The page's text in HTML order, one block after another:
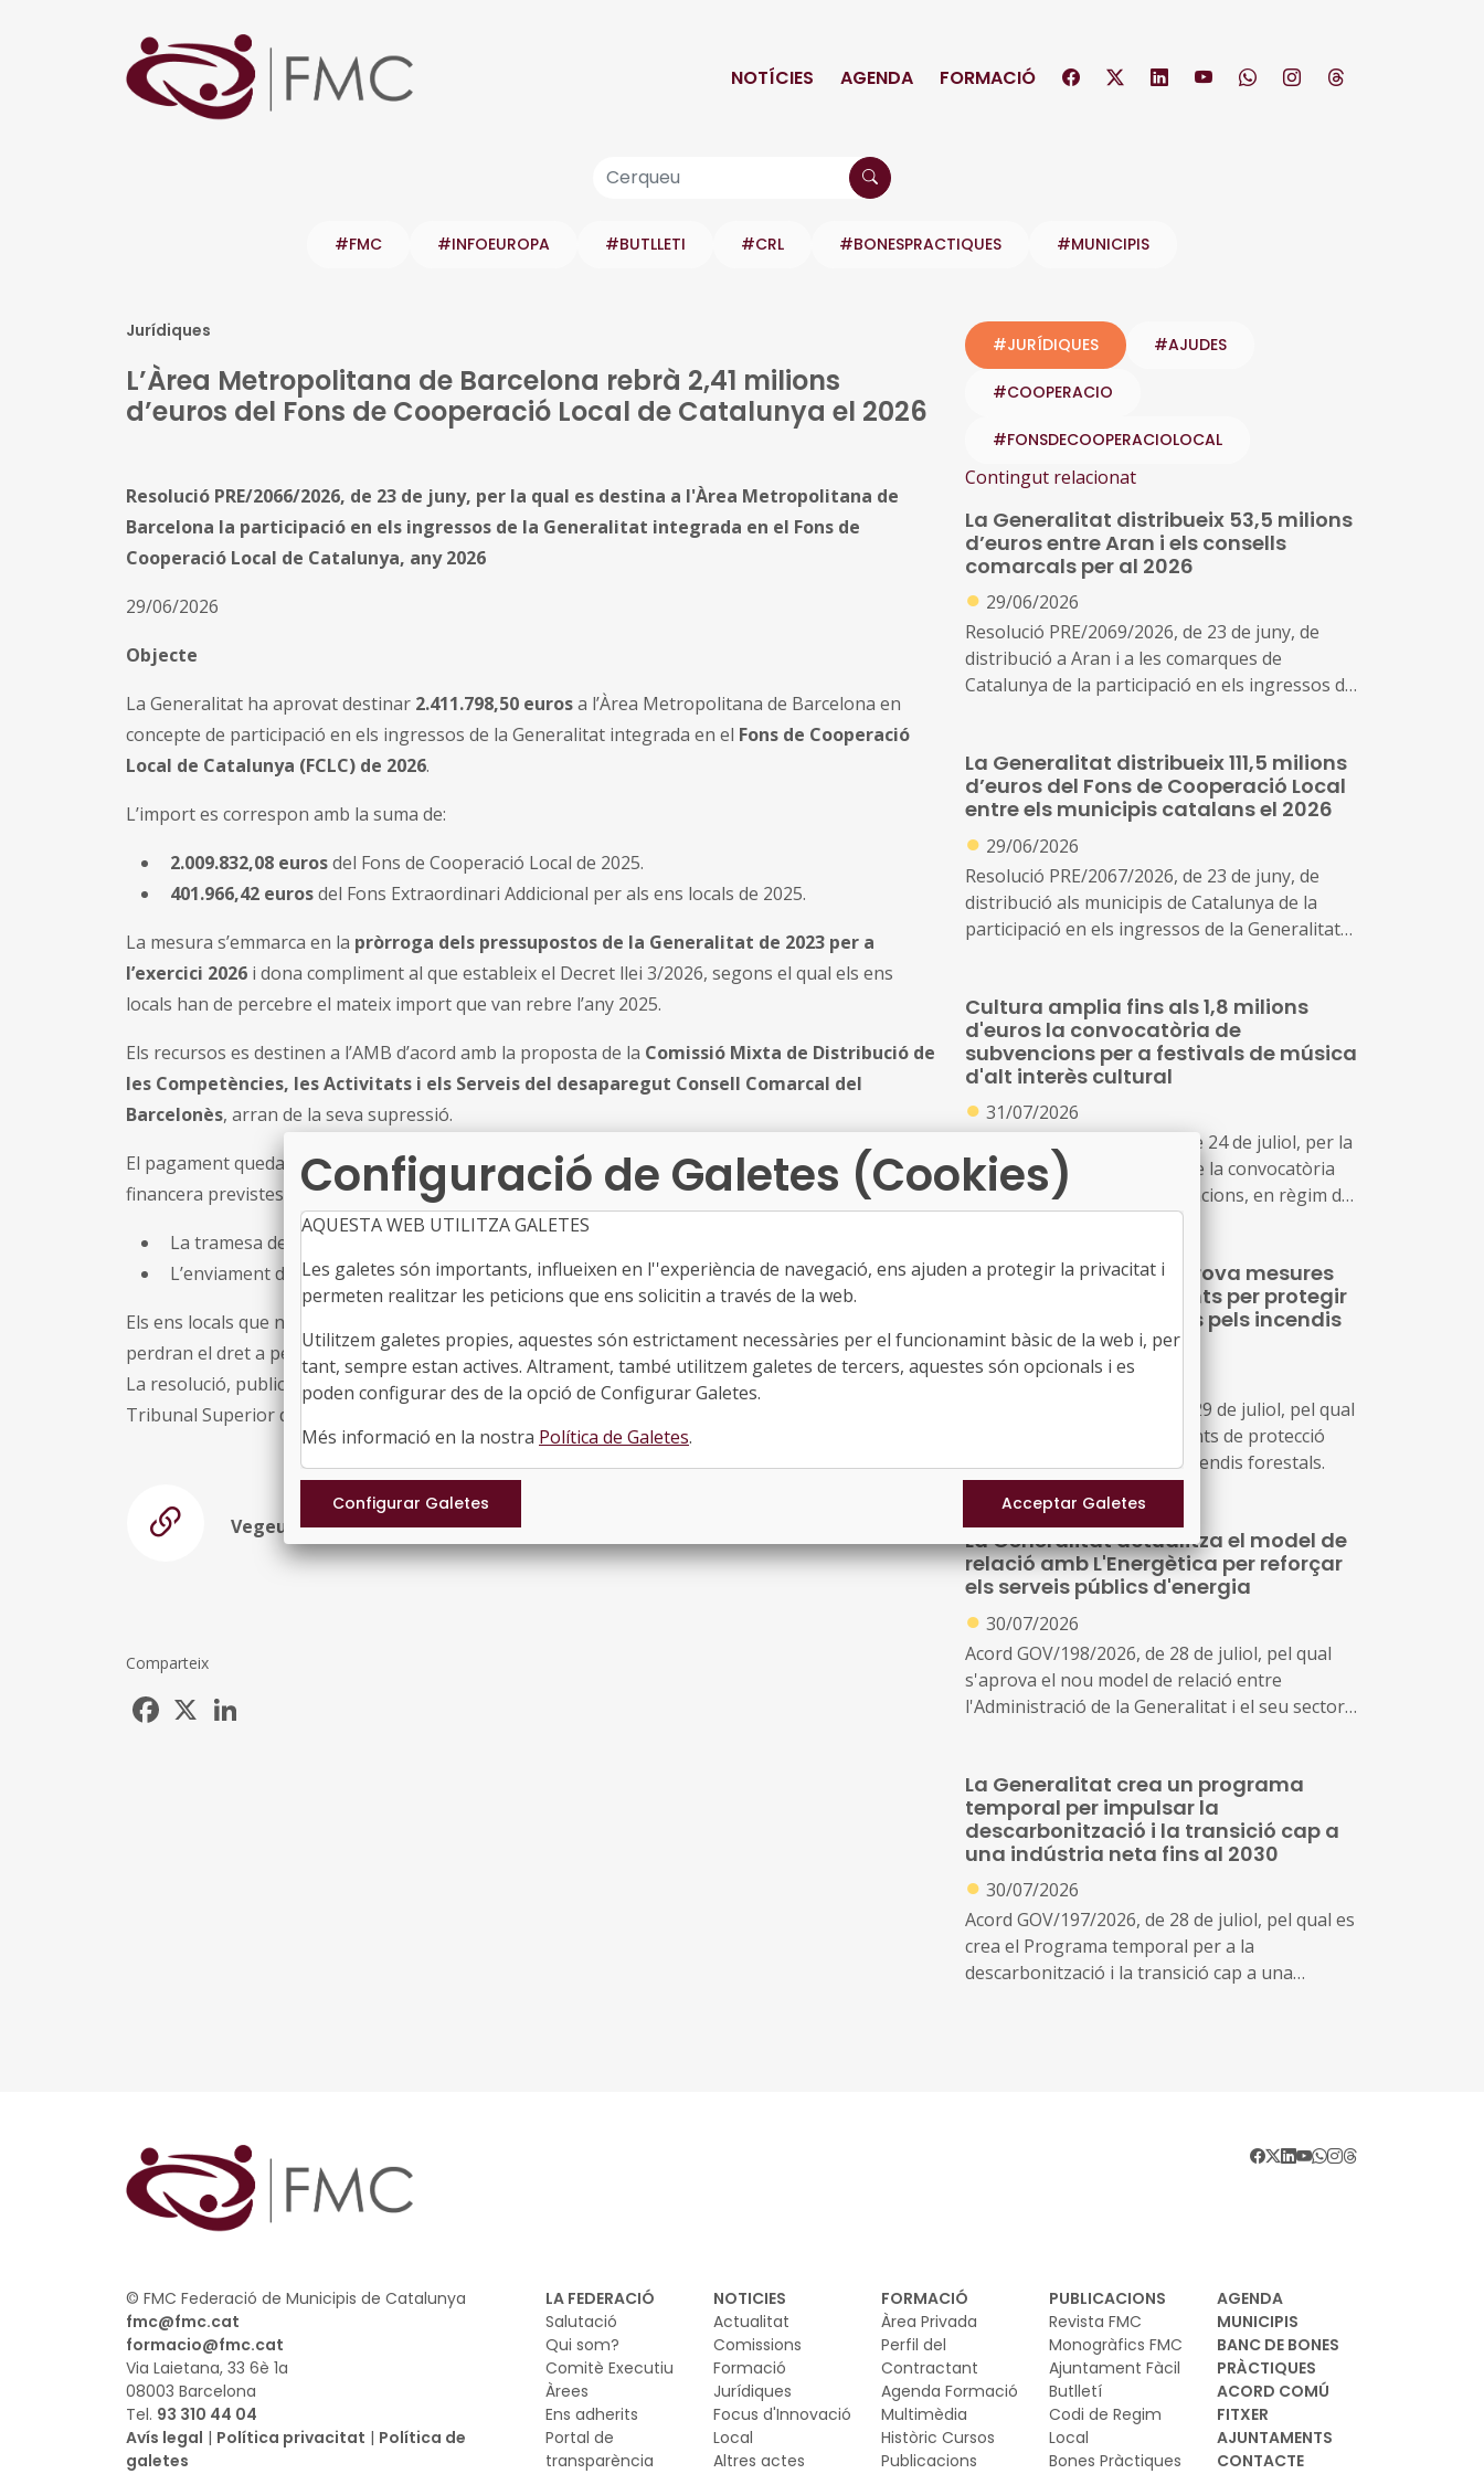
NOTÍCIES AGENDA FORMACIÓ
#FMC #INFOEUROPA #BUTLLETI #CRL #BONESPRACTIQUES #MUNICIPIS
Jurídiques
L’Àrea Metropolitana de Barcelona rebrà 2,41 milions
d’euros del Fons de Cooperació Local de Catalunya el 2026
Resolució PRE/2066/2026, de 23 de juny, per la qual es destina a l'Àrea Metropolitana de
Barcelona la participació en els ingressos de la Generalitat integrada en el Fons de
Cooperació Local de Catalunya, any 2026
29/06/2026
Objecte
La Generalitat ha aprovat destinar 2.411.798,50 eurosa l’Àrea Metropolitana de Barcelona en
concepte de participació en els ingressos de la Generalitat integrada en el Fons de Cooperació
Local de Catalunya (FCLC) de 2026.
L’import es correspon amb la suma de:
2.009.832,08 eurosdel Fons de Cooperació Local de 2025.
401.966,42 eurosdel Fons Extraordinari Addicional per als ens locals de 2025.
La mesura s’emmarca en la pròrroga dels pressupostos de la Generalitat de 2023 per a
l’exercici 2026 i dona compliment al que estableix el Decret llei 3/2026, segons el qual els ens
locals han de percebre el mateix import que van rebre l’any 2025.
Els recursos es destinen a l’AMB d’acord amb la proposta de la Comissió Mixta de Distribució de
les Competències, les Activitats i els Serveis del desaparegut Consell Comarcal del
Barcelonès, arran de la seva supressió.
El pagament queda condicionat al compliment de les obligacions d’informació econòmica i
financera previstes a l’article 49 de la Llei de pressupostos, especialment:
La tramesa dels pressupostos i de la liquidació pressupostària de l’exercici 2024.
L’enviament dels comptes anuals a la Sindicatura de Comptes de Catalunya.
Els ens locals que no hagin complert aquestes obligacions abans del
perdran el dret a percebre el Fons de Cooperació Local corresponent a l’exercici 2026.
La resolució, publicada al DOGC, exhaureix la via administrativa i pot ser impugnada davant la
Tribunal Superior de Justícia de Catalunya en el termini de dos mesos.
Vegeu la resolució
Comparteix
Facebook
#JURÍDIQUES #AJUDES
#COOPERACIO
#FONSDECOOPERACIOLOCAL
Contingut relacionat
La Generalitat distribueix 53,5 milions
d’euros entre Aran i els consells
comarcals per al 2026
● 29/06/2026
Resolució PRE/2069/2026, de 23 de juny, de
distribució a Aran i a les comarques de
Catalunya de la participació en els ingressos de
La Generalitat distribueix 111,5 milions
d’euros del Fons de Cooperació Local
entre els municipis catalans el 2026
● 29/06/2026
Resolució PRE/2067/2026, de 23 de juny, de
distribució als municipis de Catalunya de la
participació en els ingressos de la Generalitat
Cultura amplia fins als 1,8 milions
d'euros la convocatòria de
subvencions per a festivals de música
d'alt interès cultural
● 31/07/2026
Resolució CLT/2702/2026, de 24 de juliol, per la
qual es modifica la dotació de la convocatòria
per a la concessió de subvencions, en règim de
concurrència competitiva, a festivals de música
El Govern de l’Estat aprova mesures
laborals i socials urgents per protegir
les persones afectades pels incendis
forestals
●30/07/2026
Reial decret llei 20/2026, de 29 de juliol, pel qual
s’estableixen mesures urgents de protecció
laboral i social davant els incendis forestals.
La Generalitat actualitza el model de
relació amb L'Energètica per reforçar
els serveis públics d'energia
● 30/07/2026
Acord GOV/198/2026, de 28 de juliol, pel qual
s'aprova el nou model de relació entre
l'Administració de la Generalitat i el seu sector
L'Energètica la provisió general de serveis en
l'àmbit de l'energia
La Generalitat crea un programa
temporal per impulsar la
descarbonització i la transició cap a
una indústria neta fins al 2030
● 30/07/2026
Acord GOV/197/2026, de 28 de juliol, pel qual es
crea el Programa temporal per a la
descarbonització i la transició cap a una
LA FEDERACIÓ
Salutació
Qui som?
Comitè Executiu
Àrees
Ens adherits
Portal de
transparència
NOTICIES
Actualitat
Comissions
Formació
Jurídiques
Focus d'Innovació
Local
Altres actes
FORMACIÓ
Àrea Privada
Perfil del
Contractant
Agenda Formació
Multimèdia
Històric Cursos
Publicacions
PUBLICACIONS
Revista FMC
Monogràfics FMC
Ajuntament Fàcil
Butlletí
Codi de Regim
Local
Bones Pràctiques
AGENDA
MUNICIPIS
BANC DE BONES
PRÀCTIQUES
ACORD COMÚ
FITXER
AJUNTAMENTS
CONTACTE
© FMC Federació de Municipis de Catalunya
fmc@fmc.cat
formacio@fmc.cat
Via Laietana, 33 6è 1a
08003 Barcelona
Tel. 93 310 44 04
Avís legal | Política privacitat | Política de
galetes
Configuració de Galetes (Cookies)
AQUESTA WEB UTILITZA GALETES
Les galetes són importants, influeixen en l''experiència de navegació, ens ajuden a protegir la privacitat i
permeten realitzar les peticions que ens solicitin a través de la web.
Utilitzem galetes propies, aquestes són estrictament necessàries per el funcionamint bàsic de la web i, per
tant, sempre estan actives. Altrament, també utilitzem galetes de tercers, aquestes són opcionals i es
poden configurar des de la opció de Configurar Galetes.
Més informació en la nostra Política de Galetes.